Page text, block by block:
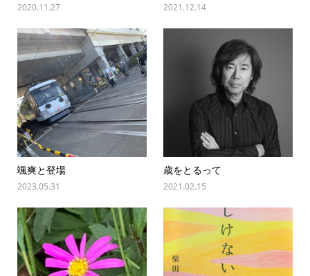
2020.11.27 2021.12.14
颯爽と登場
2023.05.31
歳をとるって
2021.02.15